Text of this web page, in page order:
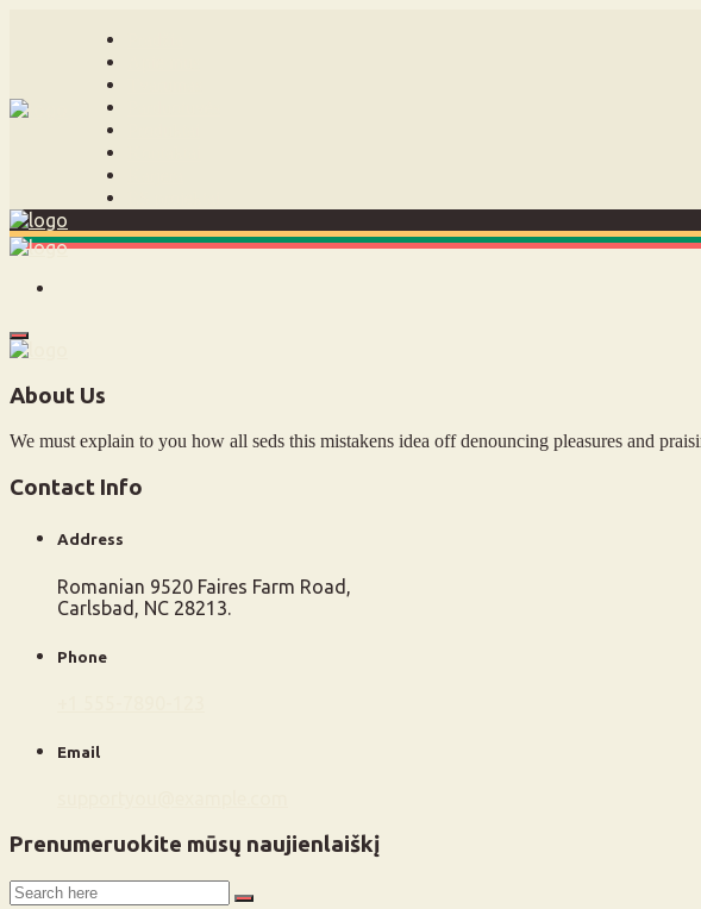
About Us
We must explain to you how all seds this mistakens idea off denouncing pleasures and
Contact Info
Address
Romanian 9520 Faires Farm Road,
Carlsbad, NC 28213.
Phone
Email
Prenumeruokite mūsų naujienlaiškį